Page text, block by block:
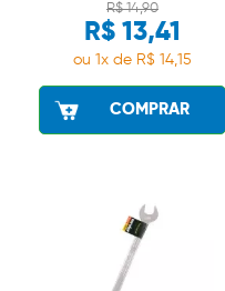
R$ 14,90
R$ 13,41
ou 1x de R$ 14,15
COMPRAR